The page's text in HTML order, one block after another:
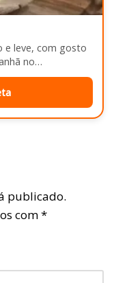
e leve, com gosto
no…
publicado.
com*